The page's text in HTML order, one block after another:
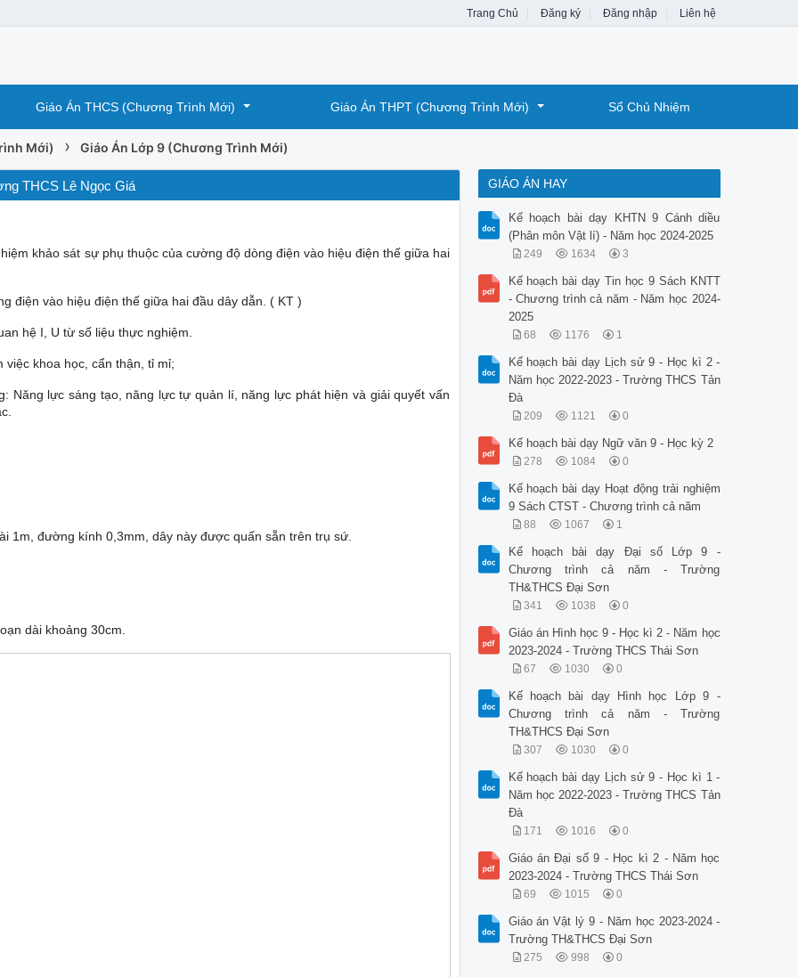
Trang Chủ Đăng ký Đăng nhập Liên hệ
Giáo Án THCS (Chương Trình Mới) Giáo Án THPT (Chương Trình Mới) Sổ Chủ Nhiệm
Mới) › Giáo Án Lớp 9 (Chương Trình Mới)
THCS Lê Ngọc Giá
khảo sát sự phụ thuộc của cường độ dòng điện vào hiệu điện thế giữa hai
điện vào hiệu điện thế giữa hai đầu dây dẫn. ( KT )
hệ I, U từ số liệu thực nghiệm.
khoa học, cẩn thận, tỉ mỉ;
Năng lực sáng tạo, năng lực tự quản lí, năng lực phát hiện và giải quyết vấn
1m, đường kính 0,3mm, dây này được quấn sẵn trên trụ sứ.
dài khoảng 30cm.
GIÁO ÁN HAY
Kế hoạch bài dạy KHTN 9 Cánh diều
(Phân môn Vật lí) - Năm học 2024-2025
249 1634 3
Kế hoạch bài dạy Tin học 9 Sách KNTT
- Chương trình cả năm - Năm học 2024-
2025
68 1176 1
Kế hoạch bài dạy Lịch sử 9 - Học kì 2 -
Năm học 2022-2023 - Trường THCS Tản
Đà
209 1121 0
Kế hoạch bài dạy Ngữ văn 9 - Học kỳ 2
278 1084 0
Kế hoạch bài dạy Hoạt động trải nghiệm
9 Sách CTST - Chương trình cả năm
88 1067 1
Kế hoạch bài dạy Đại số Lớp 9 -
Chương trình cả năm - Trường
TH&THCS Đại Sơn
341 1038 0
Giáo án Hình học 9 - Học kì 2 - Năm học
2023-2024 - Trường THCS Thái Sơn
67 1030 0
Kế hoạch bài dạy Hình học Lớp 9 -
Chương trình cả năm - Trường
TH&THCS Đại Sơn
307 1030 0
Kế hoạch bài dạy Lịch sử 9 - Học kì 1 -
Năm học 2022-2023 - Trường THCS Tản
Đà
171 1016 0
Giáo án Đại số 9 - Học kì 2 - Năm học
2023-2024 - Trường THCS Thái Sơn
69 1015 0
Giáo án Vật lý 9 - Năm học 2023-2024 -
Trường TH&THCS Đại Sơn
275 998 0